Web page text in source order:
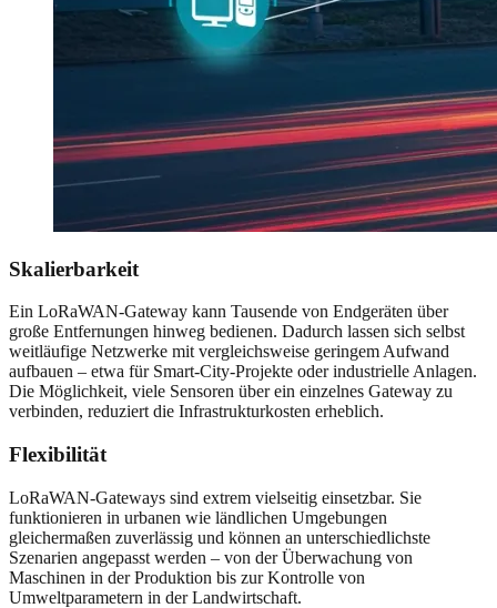
Skalierbarkeit
Ein LoRaWAN-Gateway kann Tausende von Endgeräten über
große Entfernungen hinweg bedienen. Dadurch lassen sich selbst
weitläufige Netzwerke mit vergleichsweise geringem Aufwand
aufbauen – etwa für Smart-City-Projekte oder industrielle Anlagen.
Die Möglichkeit, viele Sensoren über ein einzelnes Gateway zu
verbinden, reduziert die Infrastrukturkosten erheblich.
Flexibilität
LoRaWAN-Gateways sind extrem vielseitig einsetzbar. Sie
funktionieren in urbanen wie ländlichen Umgebungen
gleichermaßen zuverlässig und können an unterschiedlichste
Szenarien angepasst werden – von der Überwachung von
Maschinen in der Produktion bis zur Kontrolle von
Umweltparametern in der Landwirtschaft.